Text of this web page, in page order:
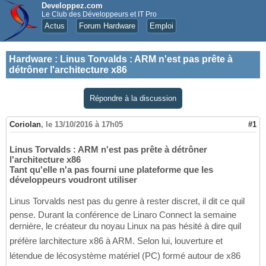
Developpez.com
Le Club des Développeurs et IT Pro
Actus Forum Hardware Emploi
Hardware : Linus Torvalds : ARM n'est pas prête à
détrôner l'architecture x86
Répondre à la discussion
Coriolan, le 13/10/2016 à 17h05 #1
Linus Torvalds : ARM n'est pas prête à détrôner
l'architecture x86
Tant qu'elle n'a pas fourni une plateforme que les
développeurs voudront utiliser
Linus Torvalds nest pas du genre à rester discret, il dit ce quil
pense. Durant la conférence de Linaro Connect la semaine
dernière, le créateur du noyau Linux na pas hésité à dire quil
préfère larchitecture x86 à ARM. Selon lui, louverture et
létendue de lécosystème matériel (PC) formé autour de x86